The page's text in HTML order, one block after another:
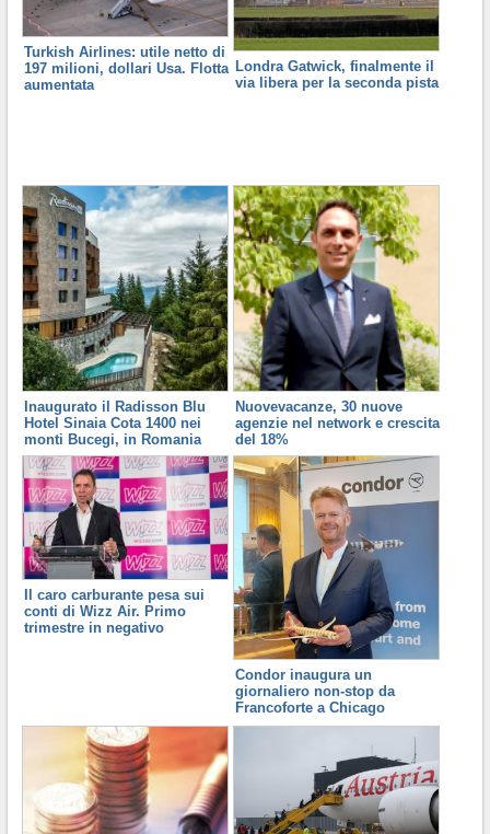
Turkish Airlines: utile netto di
197 milioni, dollari Usa. Flotta
aumentata
Londra Gatwick, finalmente il
via libera per la seconda pista
Inaugurato il Radisson Blu
Hotel Sinaia Cota 1400 nei
monti Bucegi, in Romania
Nuovevacanze, 30 nuove
agenzie nel network e crescita
del 18%
Il caro carburante pesa sui
conti di Wizz Air. Primo
trimestre in negativo
Condor inaugura un
giornaliero non-stop da
Francoforte a Chicago